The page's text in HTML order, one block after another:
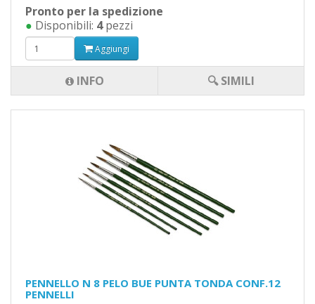
Pronto per la spedizione
● Disponibili: 4pezzi
Aggiungi
INFO 🔍 SIMILI
PENNELLO N 8 PELO BUE PUNTA TONDA CONF.12
PENNELLI